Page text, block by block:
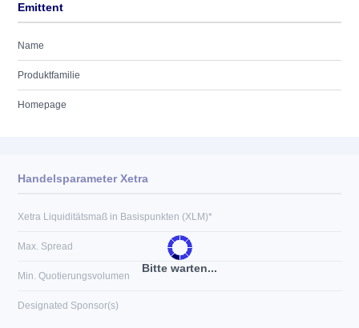
Emittent
Name
Produktfamilie
Homepage
Bitte warten...
Handelsparameter Xetra
Xetra Liquiditätsmaß in Basispunkten (XLM)*
Max. Spread
Min. Quotierungsvolumen
Designated Sponsor(s)